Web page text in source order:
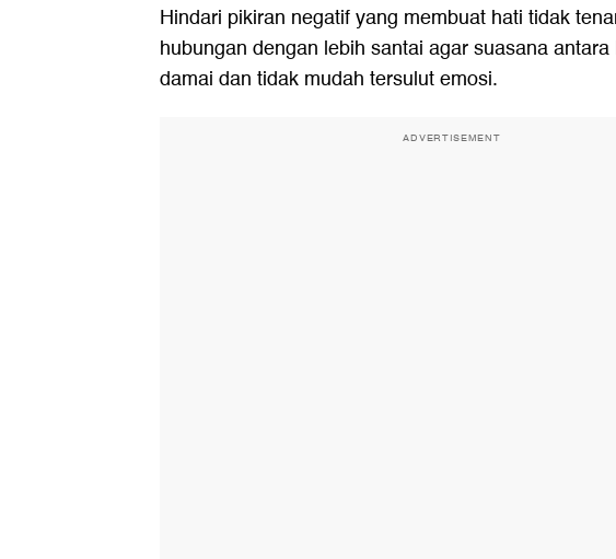
Hindari pikiran negatif yang membuat hati tidak
hubungan dengan lebih santai agar suasana
damai dan tidak mudah tersulut emosi.
ADVERTISEMENT